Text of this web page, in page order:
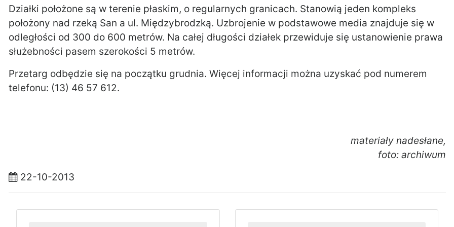
Działki położone są w terenie płaskim, o regularnych granicach. Stanowią jeden kompleks
położony nad rzeką San a ul. Międzybrodzką. Uzbrojenie w podstawowe media znajduje się w
odległości od 300 do 600 metrów. Na całej długości działek przewiduje się ustanowienie prawa
służebności pasem szerokości 5 metrów.
Przetarg odbędzie się na początku grudnia. Więcej informacji można uzyskać pod numerem
telefonu: (13) 46 57 612.
materiały nadesłane,
foto: archiwum
22-10-2013